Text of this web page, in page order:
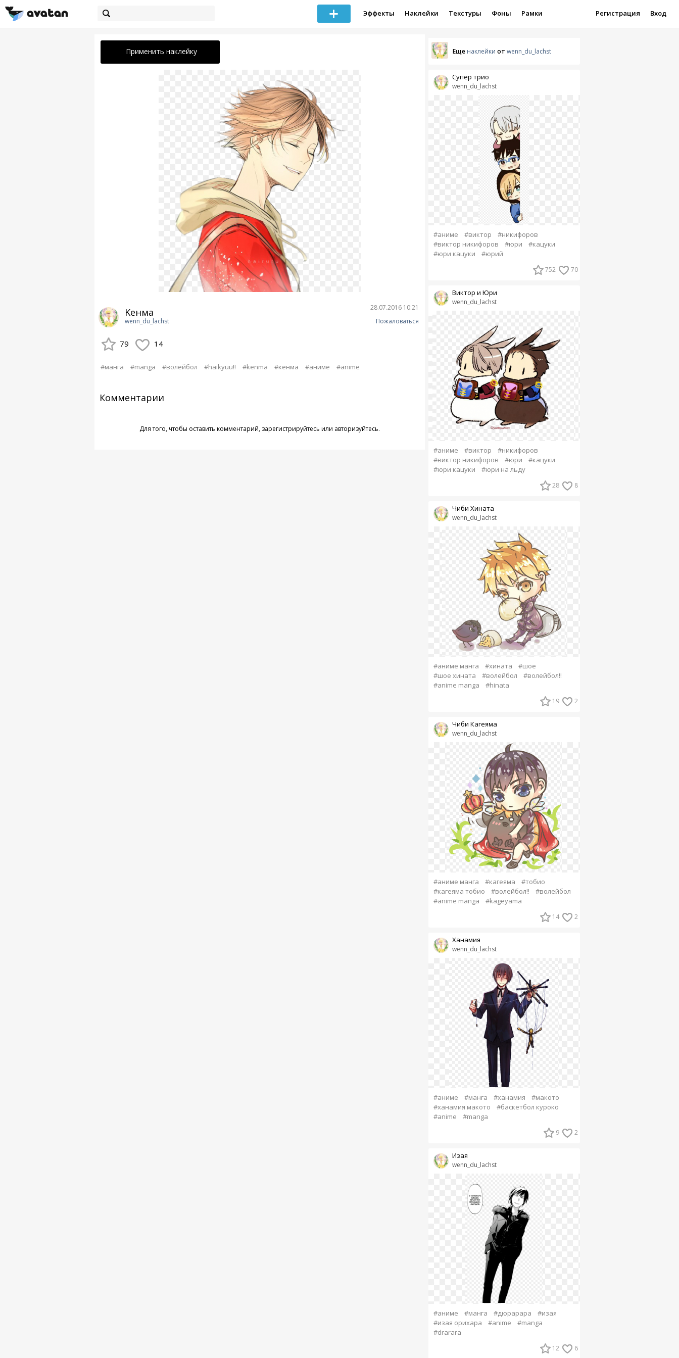
Эффекты Наклейки Текстуры Фоны Рамки Регистрация Вход
Применить наклейку
Kенма
wenn_du_lachst
28.07.2016 10:21
Пожаловаться
79 14
#манга #manga #волейбол #haikyuu!! #kenma #кенма #аниме #anime
Комментарии
Для того, чтобы оставить комментарий, зарегистрируйтесь или авторизуйтесь.
Еще наклейки от wenn_du_lachst
wenn_du_lachst
Супер трио
#аниме #виктор
#никифоров
#виктор никифоров
#юри
#кацуки
#юри кацуки
#юрий
752 70
wenn_du_lachst
Виктор и Юри
#аниме #виктор
#никифоров
#виктор никифоров
#юри
#кацуки
#юри кацуки
#юри на льду
28 8
wenn_du_lachst
Чиби Хината
#аниме манга #хината
#шое
#шое хината
#волейбол
#волейбол!!
#anime manga
#hinata
19 2
wenn_du_lachst
Чиби Кагеяма
#аниме манга #кагеяма
#тобио
#кагеяма тобио
#волейбол!!
#волейбол
#anime manga
#kageyama
14 2
wenn_du_lachst
Ханамия
#аниме #манга #ханамия
#макото
#ханамия макото
#баскетбол куроко
#anime
#manga
9 2
wenn_du_lachst
Изая
#аниме #манга #дюрарара
#изая
#изая орихара
#anime
#manga
#drarara
12 6